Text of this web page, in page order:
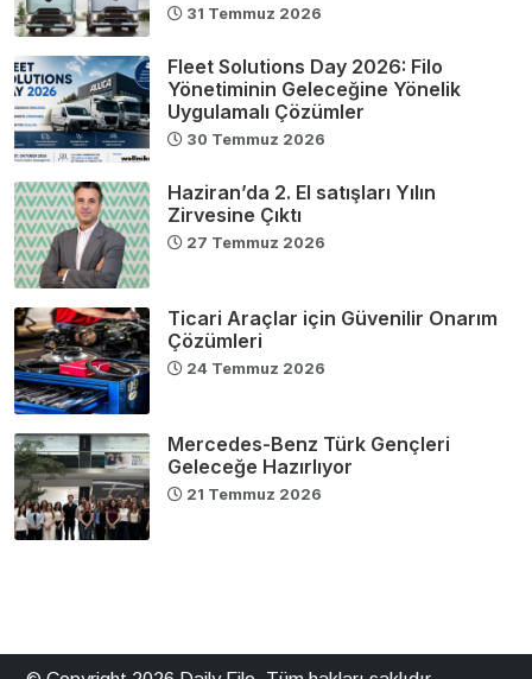
31 Temmuz 2026
Fleet Solutions Day 2026: Filo
Yönetiminin Geleceğine Yönelik
Uygulamalı Çözümler
30 Temmuz 2026
Haziran’da 2. El satışları Yılın
Zirvesine Çıktı
27 Temmuz 2026
Ticari Araçlar için Güvenilir Onarım
Çözümleri
24 Temmuz 2026
Mercedes-Benz Türk Gençleri
Geleceğe Hazırlıyor
21 Temmuz 2026